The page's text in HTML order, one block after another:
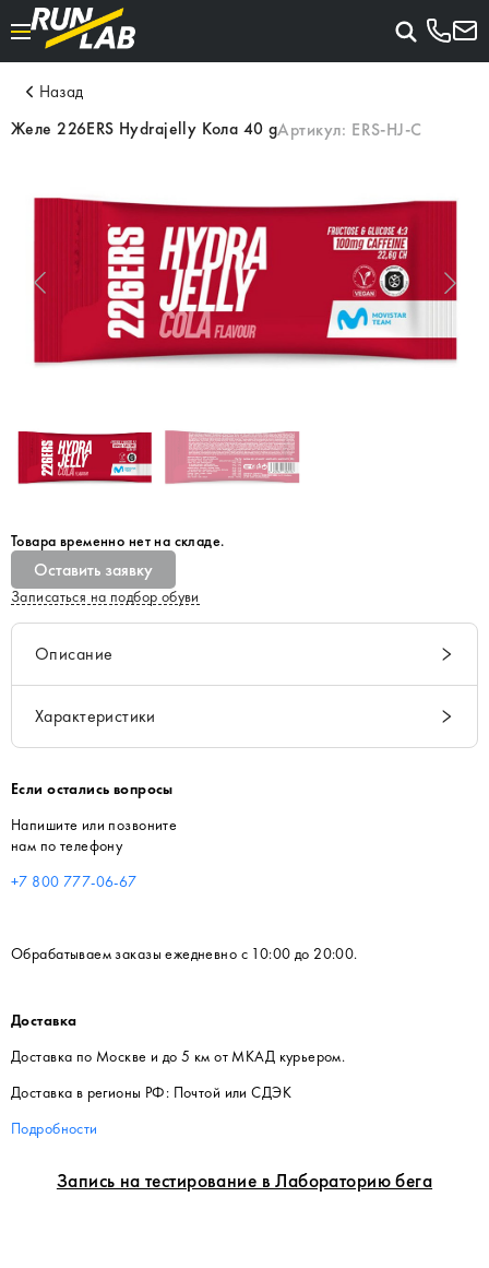
Назад
Желе 226ERS Hydrajelly Кола 40 gАртикул: ERS-HJ-C
Запись на тестирование в Лабораторию бега
Товара временно нет на складе.
Оставить заявку
Записаться на подбор обуви
Описание
Характеристики
Если остались вопросы
Напишите или позвоните
нам по телефону
+7 800 777-06-67
Обрабатываем заказы ежедневно с 10:00 до 20:00.
Доставка
Доставка по Москве и до 5 км от МКАД курьером.
Доставка в регионы РФ: Почтой или СДЭК
Подробности